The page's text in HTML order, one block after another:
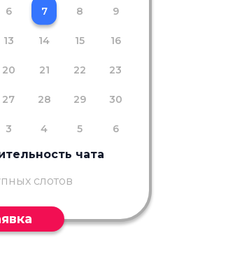
6 7 8 9
13 14 15 16
20 21 22 23
27 28 29 30
3 4 5 6
чата
слотов